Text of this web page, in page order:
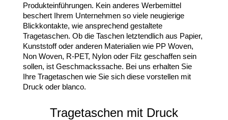
Produkteinführungen. Kein anderes Werbemittel
beschert Ihrem Unternehmen so viele neugierige
Blickkontakte, wie ansprechend gestaltete
Tragetaschen. Ob die Taschen letztendlich aus Papier,
Kunststoff oder anderen Materialien wie PP Woven,
Non Woven, R-PET, Nylon oder Filz geschaffen sein
sollen, ist Geschmackssache. Bei uns erhalten Sie
Ihre Tragetaschen wie Sie sich diese vorstellen mit
Druck oder blanco.
Tragetaschen mit Druck